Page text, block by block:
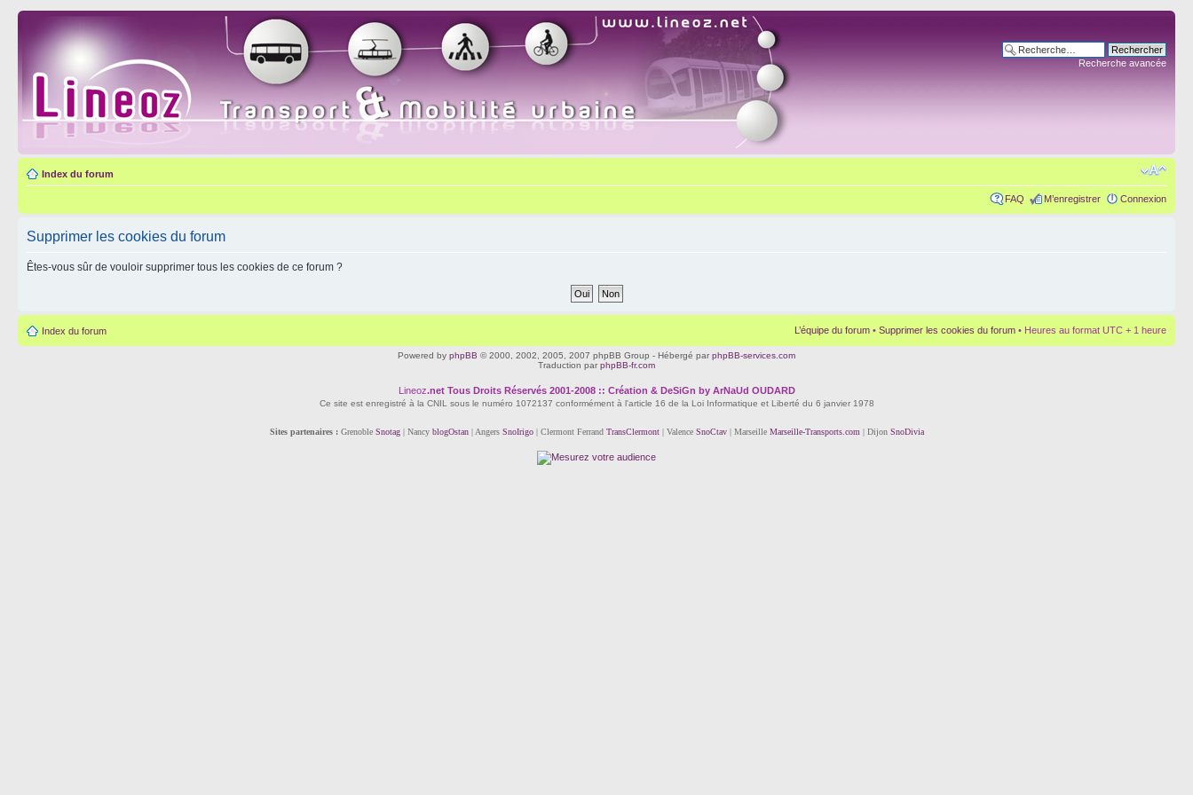
Recherche avancée
Index du forum
FAQ M’enregistrer Connexion
Supprimer les cookies du forum
Êtes-vous sûr de vouloir supprimer tous les cookies de ce forum ?
Index du forum L’équipe du forum • Supprimer les cookies du forum • Heures au format UTC + 1 heure
Powered by phpBB © 2000, 2002, 2005, 2007 phpBB Group - Hébergé par phpBB-services.com
Traduction par phpBB-fr.com
Lineoz.netTous Droits Réservés 2001-2008 :: Création & DeSiGn by ArNaUd OUDARD
Ce site est enregistré à la CNIL sous le numéro 1072137 conformément à l'article 16 de la Loi Informatique et Liberté du 6 janvier 1978
Sites partenaires :Grenoble Snotag| Nancy blogOstan| Angers SnoIrigo| Clermont Ferrand TransClermont| Valence SnoCtav| Marseille Marseille-Transports.com | Dijon SnoDivia